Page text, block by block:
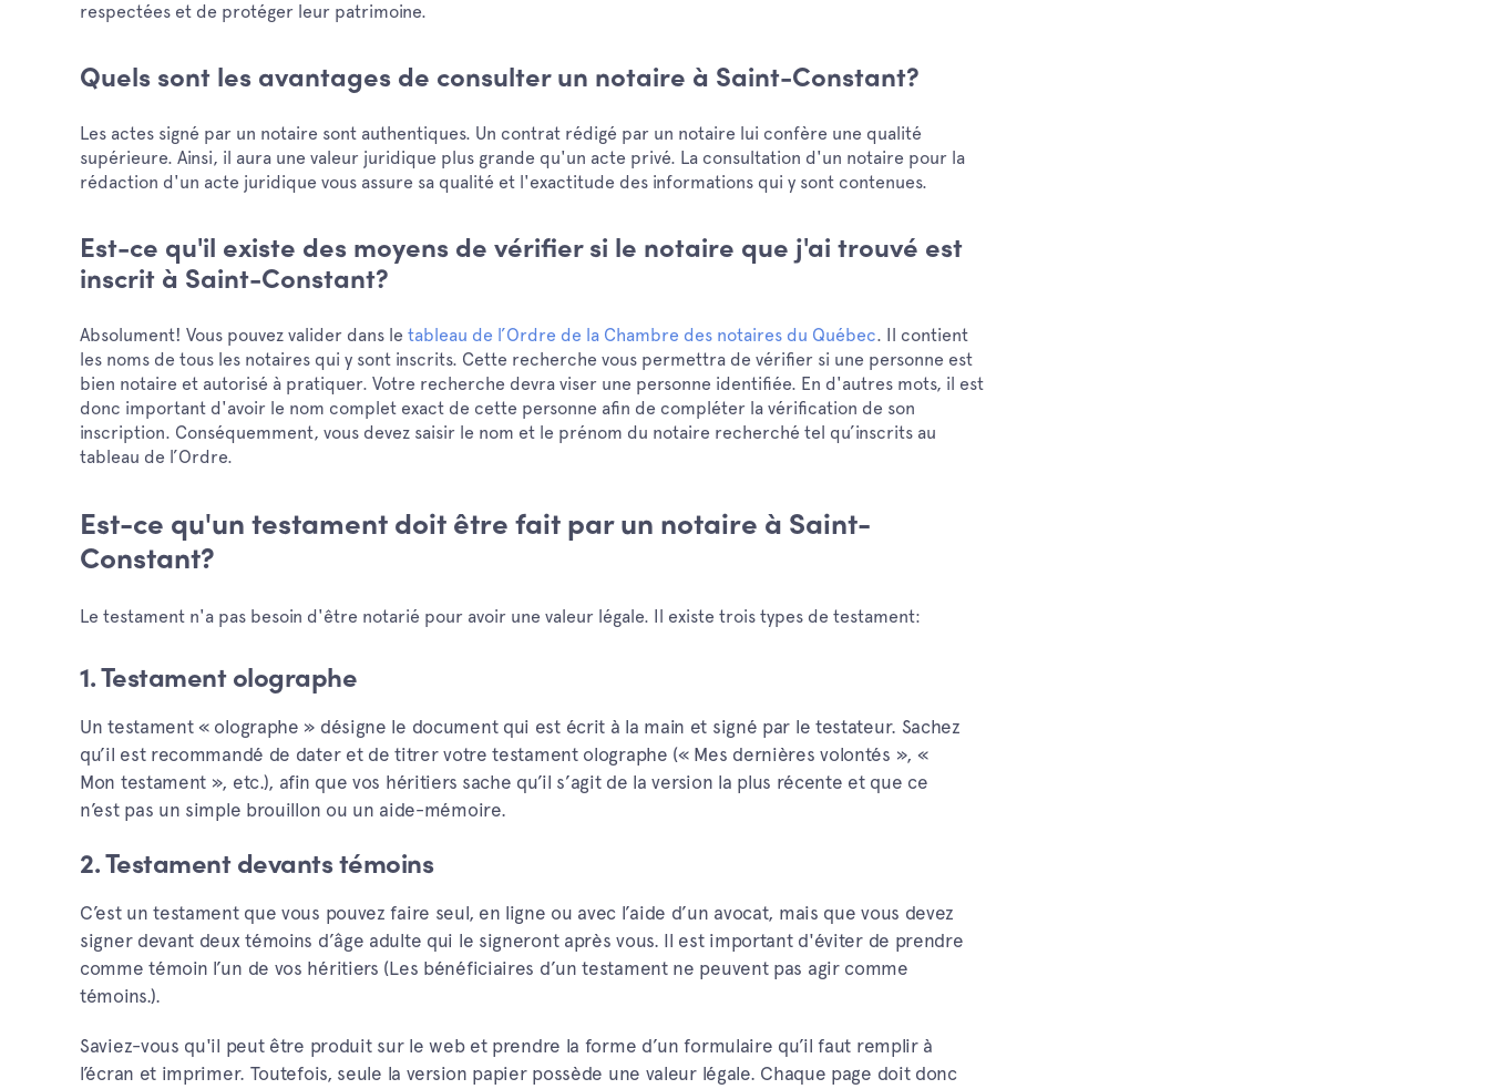
respectées et de protéger leur patrimoine.
Quels sont les avantages de consulter un notaire à Saint-Constant?
Les actes signé par un notaire sont authentiques. Un contrat rédigé par un notaire lui confère une qualité
supérieure. Ainsi, il aura une valeur juridique plus grande qu'un acte privé. La consultation d'un notaire pour la
rédaction d'un acte juridique vous assure sa qualité et l'exactitude des informations qui y sont contenues.
Est-ce qu'il existe des moyens de vérifier si le notaire que j'ai trouvé est
inscrit à Saint-Constant?
Absolument! Vous pouvez valider dans le tableau de l’Ordre de la Chambre des notaires du Québec. Il contient
les noms de tous les notaires qui y sont inscrits. Cette recherche vous permettra de vérifier si une personne est
bien notaire et autorisé à pratiquer. Votre recherche devra viser une personne identifiée. En d'autres mots, il est
donc important d'avoir le nom complet exact de cette personne afin de compléter la vérification de son
inscription. Conséquemment, vous devez saisir le nom et le prénom du notaire recherché tel qu’inscrits au
tableau de l’Ordre.
Est-ce qu'un testament doit être fait par un notaire à Saint-
Constant?
Le testament n'a pas besoin d'être notarié pour avoir une valeur légale. Il existe trois types de testament:
1. Testament olographe
Un testament « olographe » désigne le document qui est écrit à la main et signé par le testateur. Sachez
qu’il est recommandé de dater et de titrer votre testament olographe (« Mes dernières volontés », «
Mon testament », etc.), afin que vos héritiers sache qu’il s’agit de la version la plus récente et que ce
n’est pas un simple brouillon ou un aide-mémoire.
2. Testament devants témoins
C’est un testament que vous pouvez faire seul, en ligne ou avec l’aide d’un avocat, mais que vous devez
signer devant deux témoins d’âge adulte qui le signeront après vous. Il est important d'éviter de prendre
comme témoin l’un de vos héritiers (Les bénéficiaires d’un testament ne peuvent pas agir comme
témoins.).
Saviez-vous qu'il peut être produit sur le web et prendre la forme d’un formulaire qu’il faut remplir à
l’écran et imprimer. Toutefois, seule la version papier possède une valeur légale. Chaque page doit donc